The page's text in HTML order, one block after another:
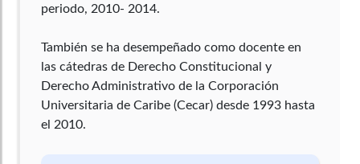
periodo, 2010- 2014.
También se ha desempeñado como docente en
las cátedras de Derecho Constitucional y
Derecho Administrativo de la Corporación
Universitaria de Caribe (Cecar) desde 1993 hasta